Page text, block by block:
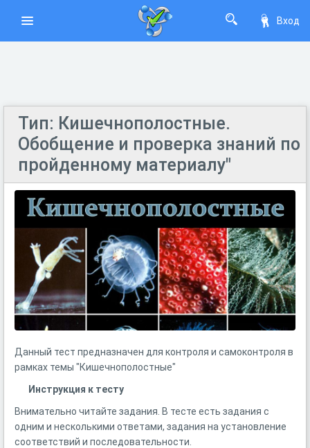
Вход
Тип: Кишечнополостные.
Обобщение и проверка знаний по
пройденному материалу"
Данный тест предназначен для контроля и самоконтроля в
рамках темы "Кишечнополостные"
Инструкция к тесту
Внимательно читайте задания. В тесте есть задания с
одним и несколькими ответами, задания на установление
соответствий и последовательности.